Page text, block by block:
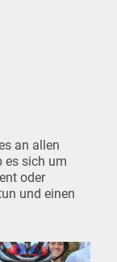
an allen
es sich um
oder
und einen